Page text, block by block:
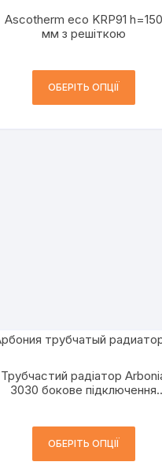
Ascotherm eco KRP91 h=150
мм з решіткою
ОБЕРІТЬ ОПЦІЇ
Трубчастий радіатор
3030 бокове підключення
ОБЕРІТЬ ОПЦІЇ